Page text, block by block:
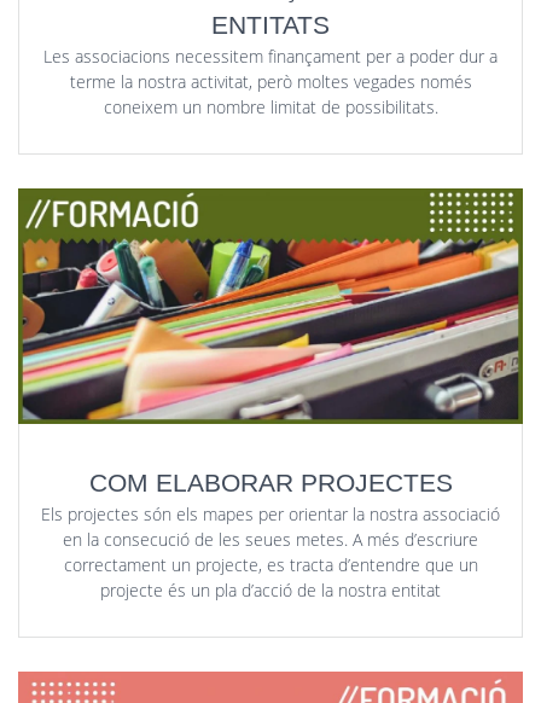
ENTITATS
Les associacions necessitem finançament per a poder dur a
terme la nostra activitat, però moltes vegades només
coneixem un nombre limitat de possibilitats.
COM ELABORAR PROJECTES
Els projectes són els mapes per orientar la nostra associació
en la consecució de les seues metes. A més d’escriure
correctament un projecte, es tracta d’entendre que un
projecte és un pla d’acció de la nostra entitat